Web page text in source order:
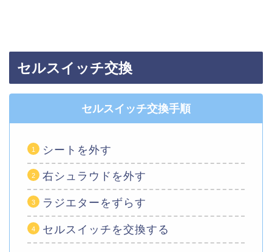
セルスイッチ交換
セルスイッチ交換手順
シートを外す
右シュラウドを外す
ラジエターをずらす
セルスイッチを交換する